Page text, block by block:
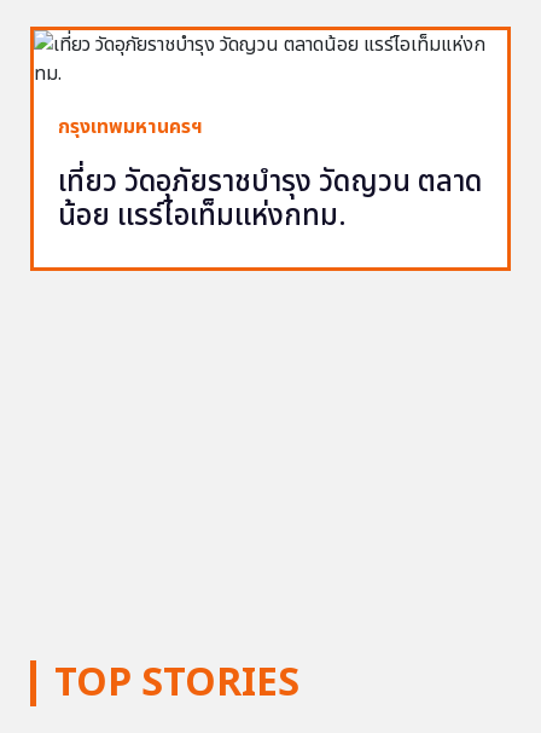
TOP STORIES
กรุงเทพมหานครฯ
เที่ยว วัดอุภัยราชบำรุง วัดญวน ตลาด
น้อย แรร์ไอเท็มแห่งกทม.